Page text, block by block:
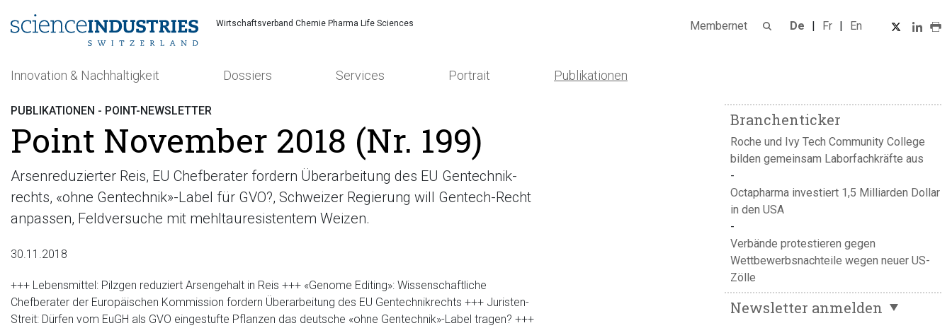
Wirtschaftsverband Chemie Pharma Life Sciences Membernet De Fr En
Innovation & Nachhaltigkeit Dossiers Services Portrait Publikationen
Suchen
PUBLIKATIONEN - POINT-NEWSLETTER
Point November 2018 (Nr. 199)
Arsenreduzierter Reis, EU Chefberater fordern Überarbeitung des EU Gentechnik-
rechts, «ohne Gentechnik»-Label für GVO?, Schweizer Regierung will Gentech-Recht
anpassen, Feldversuche mit mehltauresistentem Weizen.
30.11.2018
+++ Lebensmittel: Pilzgen reduziert Arsengehalt in Reis +++ «Genome Editing»: Wissenschaftliche
Chefberater der Europäischen Kommission fordern Überarbeitung des EU Gentechnikrechts +++ Juristen-
Streit: Dürfen vom EuGH als GVO eingestufte Pflanzen das deutsche «ohne Gentechnik»-Label tragen? +++
Branchenticker
Roche und Ivy Tech Community College
bilden gemeinsam Laborfachkräfte aus
Octapharma investiert 1,5 Milliarden Dollar
in den USA
Verbände protestieren gegen
Wettbewerbsnachteile wegen neuer US-
Zölle
Newsletter anmelden